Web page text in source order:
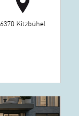
6370 Kitzbühel